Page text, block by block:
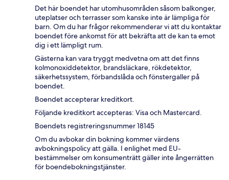
Det här boendet har utomhusområden såsom balkonger,
uteplatser och terrasser som kanske inte är lämpliga för
barn. Om du har frågor rekommenderar vi att du kontaktar
boendet före ankomst för att bekräfta att de kan ta emot
dig i ett lämpligt rum.
Gästerna kan vara tryggt medvetna om att det finns
kolmonoxiddetektor, brandsläckare, rökdetektor,
säkerhetssystem, förbandslåda och fönstergaller på
boendet.
Boendet accepterar kreditkort.
Följande kreditkort accepteras: Visa och Mastercard.
Boendets registreringsnummer 18145
Om du avbokar din bokning kommer värdens
avbokningspolicy att gälla. I enlighet med EU-
bestämmelser om konsumenträtt gäller inte ångerrätten
för boendebokningstjänster.